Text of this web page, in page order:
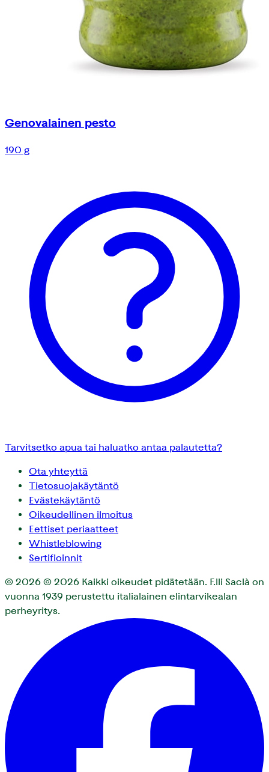
Genovalainen pesto
190 g
Tarvitsetko apua tai haluatko antaa palautetta?
Ota yhteyttä
Tietosuojakäytäntö
Evästekäytäntö
Oikeudellinen ilmoitus
Eettiset periaatteet
Whistleblowing
Sertifioinnit
© 2026 © 2026 Kaikki oikeudet pidätetään. F.lli Saclà on
vuonna 1939 perustettu italialainen elintarvikealan
perheyritys.